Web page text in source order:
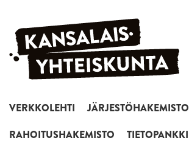
Siirry sisältöön
VERKKOLEHTI
JÄRJESTÖHAKEMISTO
RAHOITUSHAKEMISTO
TIETOPANKKI